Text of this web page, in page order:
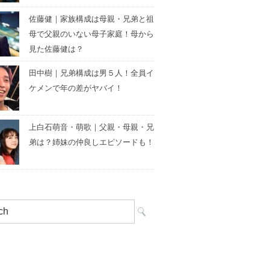
佐藤健｜家族構成は母親・兄弟と祖
母で父親のいない母子家庭！母から
見た佐藤健は？
田中樹｜兄弟構成は男５人！全員イ
ケメンで年の差がヤバイ！
上白石萌音・萌歌｜父親・母親・兄
弟は？姉妹の仲良しエピソードも！